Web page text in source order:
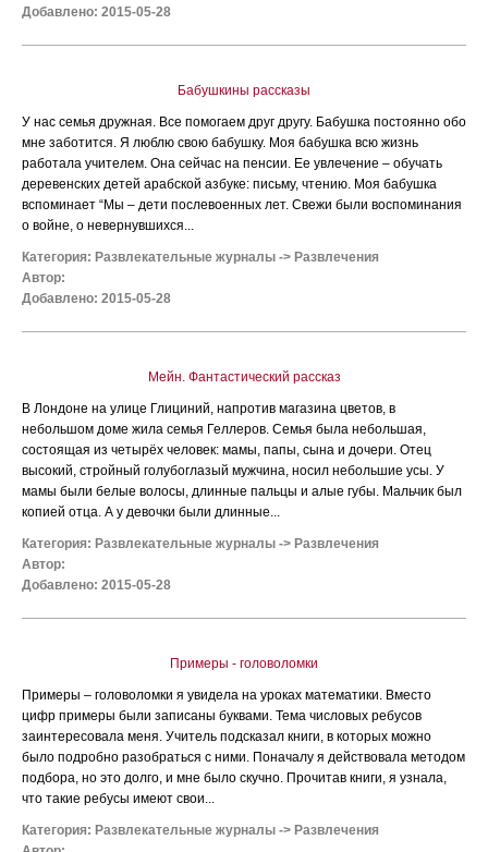
Добавлено: 2015-05-28
Бабушкины рассказы
У нас семья дружная. Все помогаем друг другу. Бабушка постоянно обо
мне заботится. Я люблю свою бабушку. Моя бабушка всю жизнь
работала учителем. Она сейчас на пенсии. Ее увлечение – обучать
деревенских детей арабской азбуке: письму, чтению. Моя бабушка
вспоминает “Мы – дети послевоенных лет. Свежи были воспоминания
о войне, о невернувшихся...
Категория: Развлекательные журналы -> Развлечения
Автор:
Добавлено: 2015-05-28
Мейн. Фантастический рассказ
В Лондоне на улице Глициний, напротив магазина цветов, в
небольшом доме жила семья Геллеров. Семья была небольшая,
состоящая из четырёх человек: мамы, папы, сына и дочери. Отец
высокий, стройный голубоглазый мужчина, носил небольшие усы. У
мамы были белые волосы, длинные пальцы и алые губы. Мальчик был
копией отца. А у девочки были длинные...
Категория: Развлекательные журналы -> Развлечения
Автор:
Добавлено: 2015-05-28
Примеры - головоломки
Примеры – головоломки я увидела на уроках математики. Вместо
цифр примеры были записаны буквами. Тема числовых ребусов
заинтересовала меня. Учитель подсказал книги, в которых можно
было подробно разобраться с ними. Поначалу я действовала методом
подбора, но это долго, и мне было скучно. Прочитав книги, я узнала,
что такие ребусы имеют свои...
Категория: Развлекательные журналы -> Развлечения